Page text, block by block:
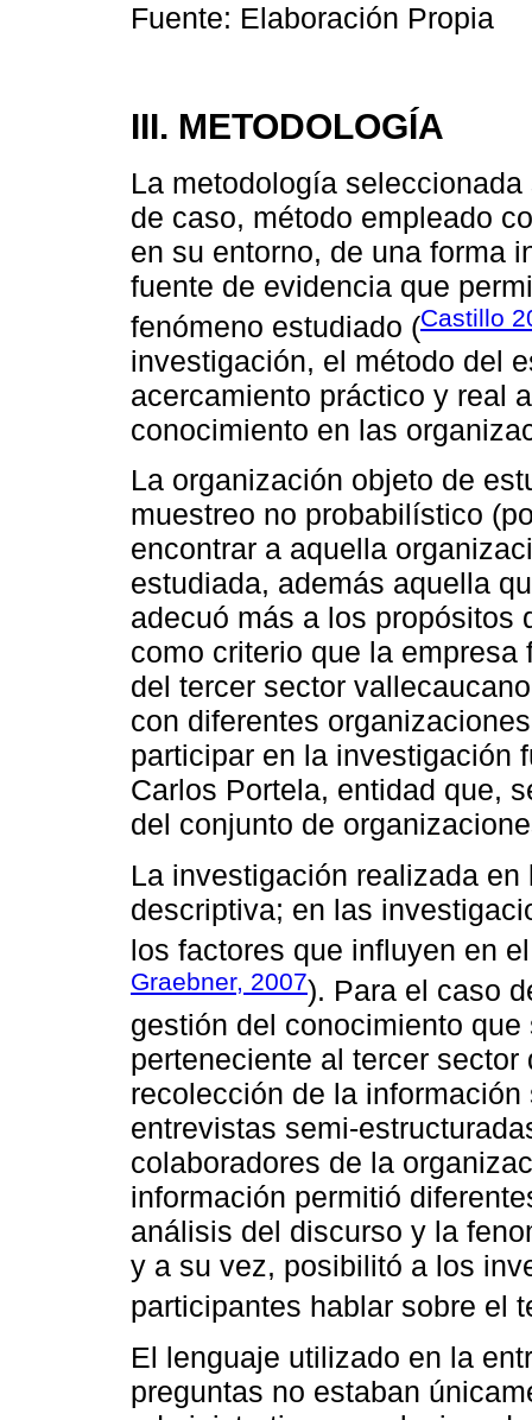
Fuente: Elaboración Propia
III. METODOLOGÍA
La metodología
de caso, método empleado
en su entorno, de una forma
fuente de evidencia que
fenómeno estudiado (Castillo
investigación, el método del
acercamiento práctico y real
conocimiento en las
La organización objeto de
muestreo no probabilístico
encontrar a aquella
estudiada, además aquella
adecuó más a los propósitos
como criterio que la
del tercer sector
con diferentes
participar en la investigación
Carlos Portela, entidad que,
del conjunto de
La investigación realizada
descriptiva; en las
los factores que influyen en
Graebner, 2007). Para el caso
gestión del conocimiento
perteneciente al tercer
recolección de la
entrevistas semi-
colaboradores de la
información permitió
análisis del discurso y la
y a su vez, posibilitó a los
participantes hablar sobre el
El lenguaje utilizado en la
preguntas no estaban